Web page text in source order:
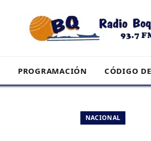
PROGRAMACIÓN CÓDIGO
NACIONAL